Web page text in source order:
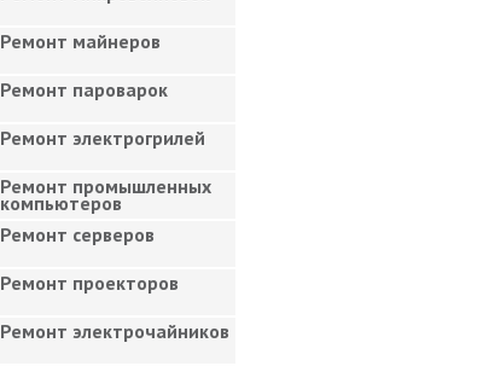
Ремонт майнеров
Ремонт пароварок
Ремонт электрогрилей
Ремонт промышленных
компьютеров
Ремонт серверов
Ремонт проекторов
Ремонт электрочайников